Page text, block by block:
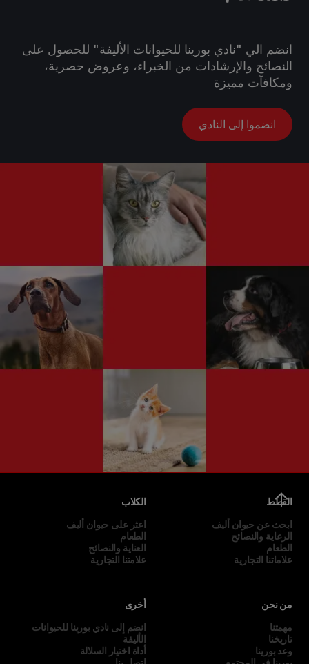
انضم الي "نادي بورينا للحيوانات الأليفة" للحصول على
النصائح والإرشادات من الخبراء، وعروض حصرية،
ومكافآت مميزة
انضموا إلى النادي
القطط
ابحث عن حيوان أليف
الرعاية والنصائح
الطعام
علاماتنا التجارية
الكلاب
اعثر على حيوان أليف
الطعام
العناية والنصائح
علامتنا التجارية
من نحن
مهمتنا
تاريخنا
وعد بورينا
أخرى
انضم إلى نادي بورينا للحيوانات
الأليفة
أداة اختيار السلالة